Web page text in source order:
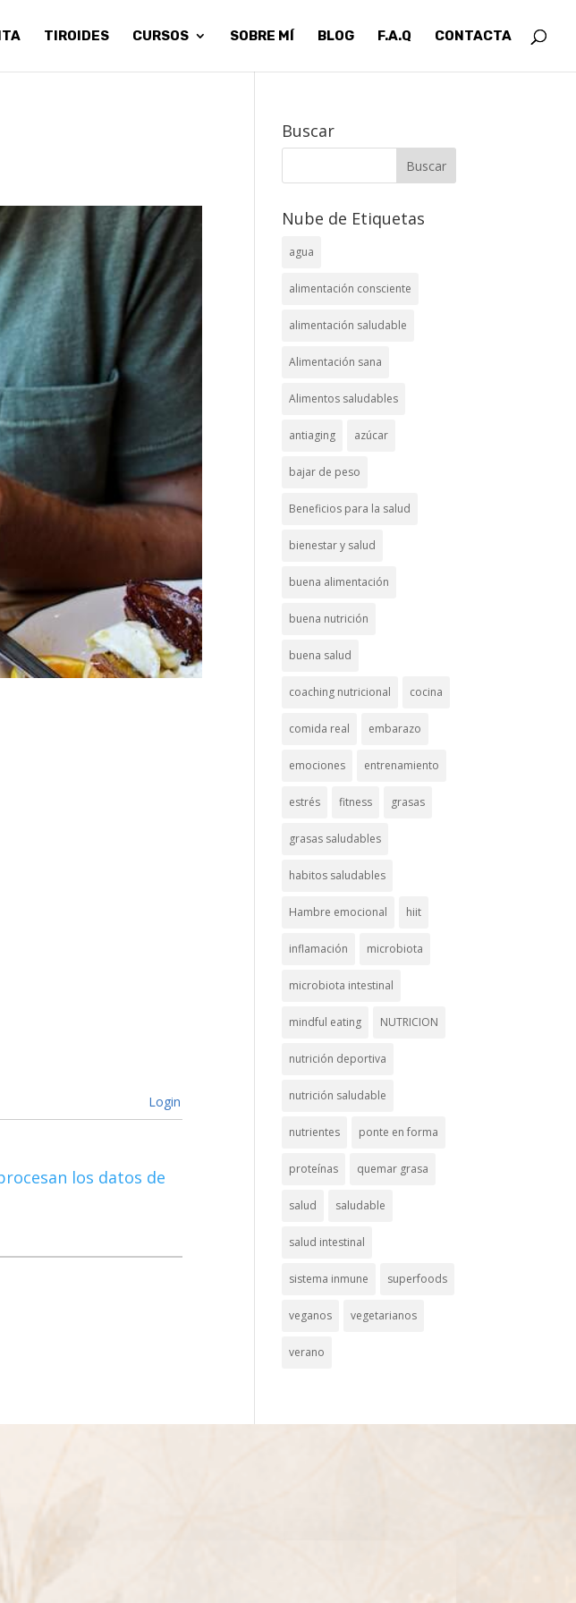
TIROIDES CURSOS SOBRE MÍ BLOG F.A.Q CONTACTA
Login
los datos de
Buscar
Nube de Etiquetas
agua
alimentación consciente
alimentación saludable
Alimentación sana
Alimentos saludables
antiaging azúcar
bajar de peso
Beneficios para la salud
bienestar y salud
buena alimentación
buena nutrición
buena salud
coaching nutricional cocina
comida real embarazo
emociones entrenamiento
estrés fitness grasas
grasas saludables
habitos saludables
Hambre emocional hiit
inflamación microbiota
microbiota intestinal
mindful eating NUTRICION
nutrición deportiva
nutrición saludable
nutrientes ponte en forma
proteínas quemar grasa
salud saludable
salud intestinal
sistema inmune superfoods
veganos vegetarianos
verano